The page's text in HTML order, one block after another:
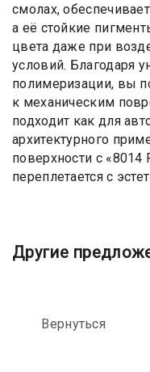
смолах,
а её стойкие
цвета даже при
условий. Благодаря
полимеризации, вы
к механическим
подходит как для
архитектурного
поверхности с «8014
переплетается с
Другие
Вернуться